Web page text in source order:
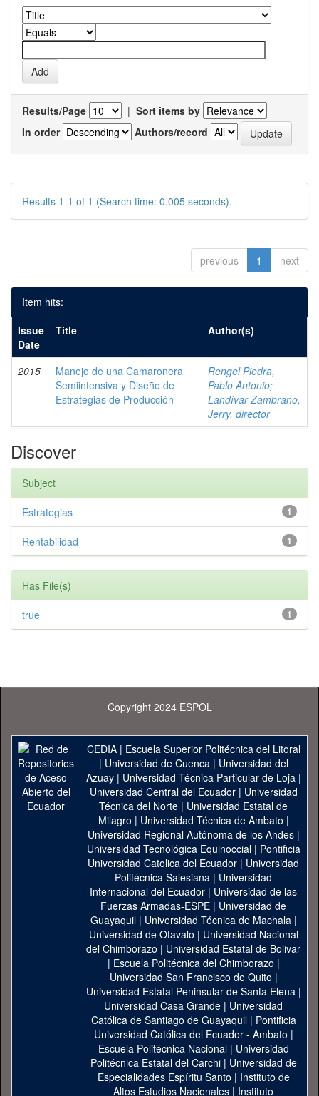
Results/Page | Sort items by
In order
Authors/record
Results 1-1 of 1 (Search time: 0.005 seconds).
previous 1 next
Item hits:
Issue
Date
Title Author(s)
2015
Manejo de una Camaronera
Semiintensiva y Diseño de
Estrategias de Producción
Rengel Piedra,
Pablo Antonio;
Landívar Zambrano,
Jerry, director
Discover
Subject
1
Estrategias
1
Rentabilidad
Has File(s)
1
true
Copyright 2024 ESPOL
CEDIA| Escuela Superior Politécnica del Litoral
| Universidad de Cuenca| Universidad del
Azuay| Universidad Técnica Particular de Loja|
Universidad Central del Ecuador| Universidad
Técnica del Norte | Universidad Estatal de
Milagro | Universidad Técnica de Ambato |
Universidad Regional Autónoma de los Andes|
Universidad Tecnológica Equinoccial| Pontificia
Universidad Catolica del Ecuador | Universidad
Politécnica Salesiana | Universidad
Internacional del Ecuador | Universidad de las
Fuerzas Armadas-ESPE | Universidad de
Guayaquil| Universidad Técnica de Machala|
Universidad de Otavalo | Universidad Nacional
del Chimborazo | Universidad Estatal de Bolivar
| Escuela Politécnica del Chimborazo |
Universidad San Francisco de Quito |
Universidad Estatal Peninsular de Santa Elena|
Universidad Casa Grande | Universidad
Católica de Santiago de Guayaquil| Pontificia
Universidad Católica del Ecuador - Ambato |
Escuela Politécnica Nacional| Universidad
Politécnica Estatal del Carchi| Universidad de
Especialidades Espíritu Santo | Instituto de
Altos Estudios Nacionales | Instituto